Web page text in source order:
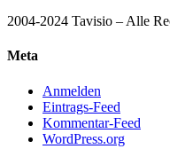
2004-2024 Tavisio – Alle
Meta
Anmelden
Eintrags-Feed
Kommentar-Feed
WordPress.org